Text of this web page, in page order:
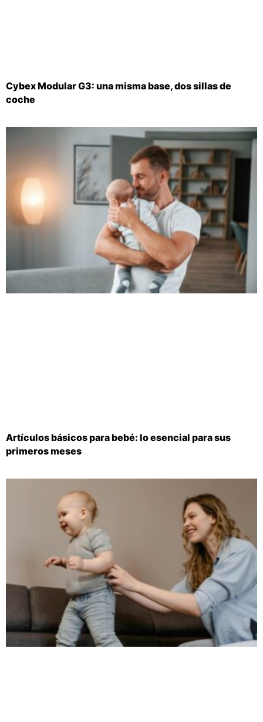
Cybex Modular G3: una misma base, dos sillas de
coche
Artículos básicos para bebé: lo esencial para sus
primeros meses